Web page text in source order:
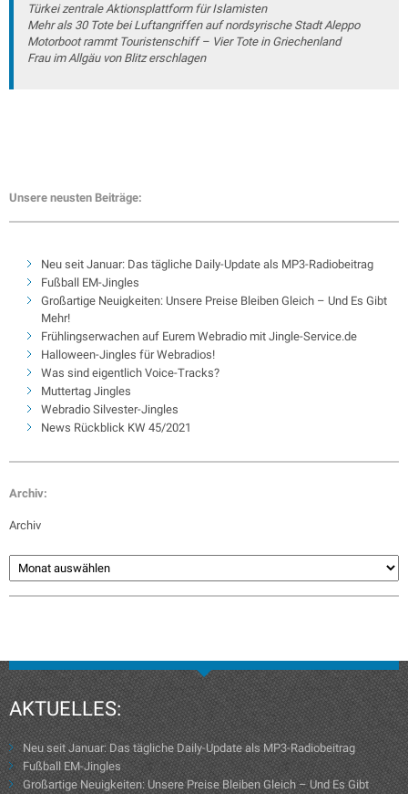
Türkei zentrale Aktionsplattform für Islamisten
Mehr als 30 Tote bei Luftangriffen auf nordsyrische Stadt Aleppo
Motorboot rammt Touristenschiff – Vier Tote in Griechenland
Frau im Allgäu von Blitz erschlagen
Unsere neusten Beiträge:
Neu seit Januar: Das tägliche Daily-Update als MP3-Radiobeitrag
Fußball EM-Jingles
Großartige Neuigkeiten: Unsere Preise Bleiben Gleich – Und Es Gibt
Mehr!
Frühlingserwachen auf Eurem Webradio mit Jingle-Service.de
Halloween-Jingles für Webradios!
Was sind eigentlich Voice-Tracks?
Muttertag Jingles
Webradio Silvester-Jingles
News Rückblick KW 45/2021
Archiv:
Archiv
AKTUELLES:
Neu seit Januar: Das tägliche Daily-Update als MP3-Radiobeitrag
Fußball EM-Jingles
Großartige Neuigkeiten: Unsere Preise Bleiben Gleich – Und Es Gibt